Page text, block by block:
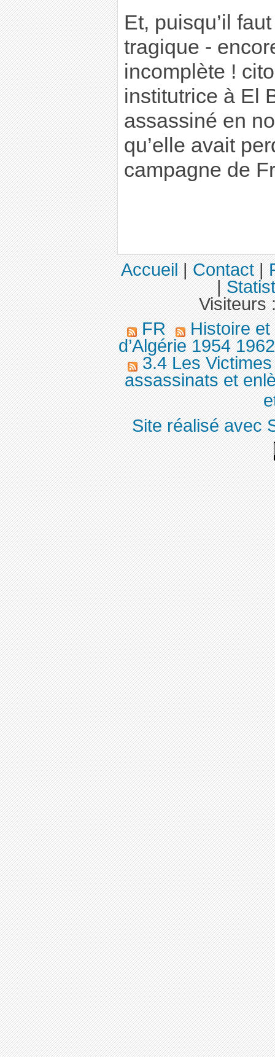
Et, puisqu’il
tragique -
incomplète !
institutrice à El
assassiné en
qu’elle avait
campagne de
Accueil|Contact|
|
Visiteurs
FR
Histoire
d’Algérie 1954
3.4 Les
assassinats et
Site réalisé avec